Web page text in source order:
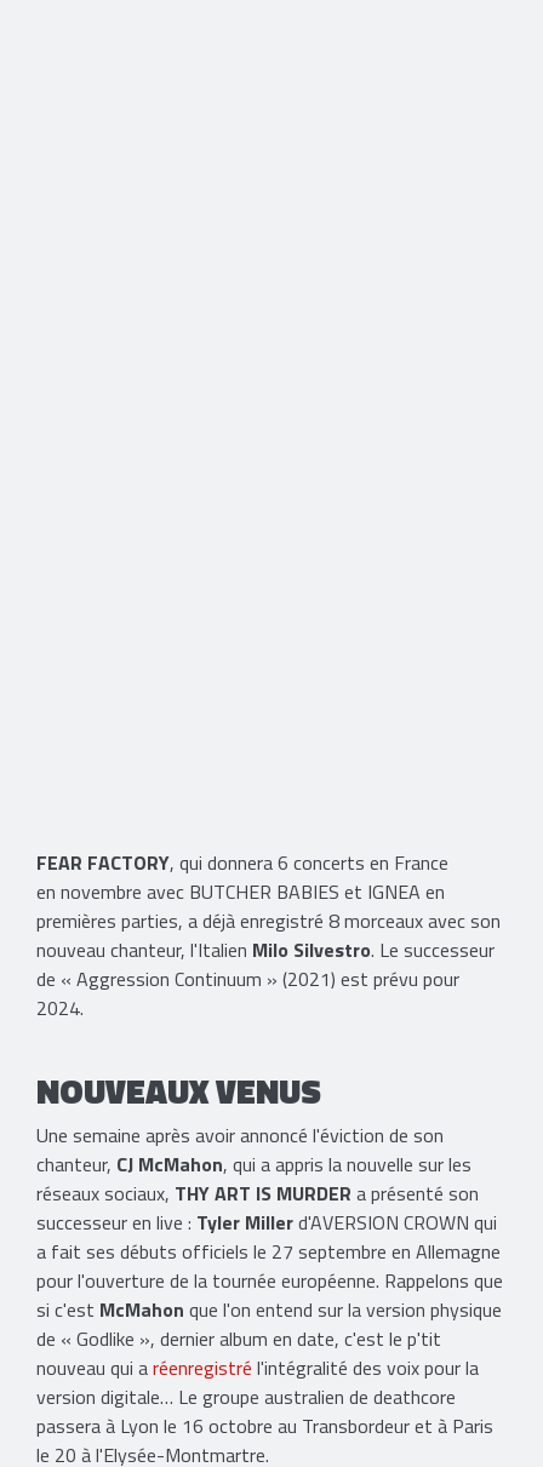
FEAR FACTORY, qui donnera 6 concerts en France
en novembre avec BUTCHER BABIES et IGNEA en
premières parties, a déjà enregistré 8 morceaux avec son
nouveau chanteur, l'Italien Milo Silvestro. Le successeur
de « Aggression Continuum » (2021) est prévu pour
2024.
NOUVEAUX VENUS
Une semaine après avoir annoncé l'éviction de son
chanteur, CJ McMahon, qui a appris la nouvelle sur les
réseaux sociaux, THY ART IS MURDER a présenté son
successeur en live : Tyler Millerd'AVERSION CROWN qui
a fait ses débuts officiels le 27 septembre en Allemagne
pour l'ouverture de la tournée européenne. Rappelons que
si c'est McMahon que l'on entend sur la version physique
de « Godlike », dernier album en date, c'est le p'tit
nouveau qui aréenregistré l'intégralité des voix pour la
version digitale… Le groupe australien de deathcore
passera à Lyon le 16 octobre au Transbordeur et à Paris
le 20 à l'Elysée-Montmartre.